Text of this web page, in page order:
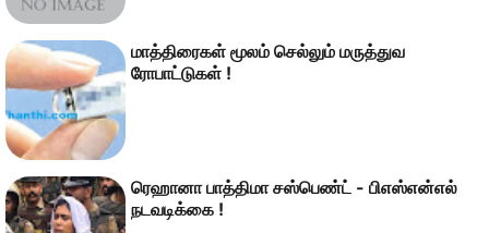
மாத்திரைகள் மூலம் செல்லும் மருத்துவ
ரோபாட்டுகள் !
ரெஹானா பாத்திமா சஸ்பெண்ட் - பிஎஸ்என்எல்
நடவடிக்கை !